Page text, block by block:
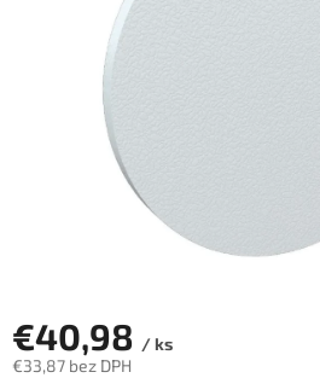
€40,98 / ks
€33,87 bez DPH